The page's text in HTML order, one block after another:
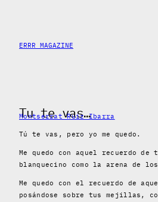
content
ERRR MAGAZINE
Tu te vas…
Montserrat Ruiz Ibarra
Tú te vas, pero yo me quedo.
Me quedo con aquel recuerdo
blanquecino como la arena de
Me quedo con el recuerdo de
posándose sobre tus mejillas,